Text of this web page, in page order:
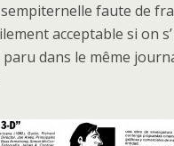
faute de
acceptable si on
dans le même